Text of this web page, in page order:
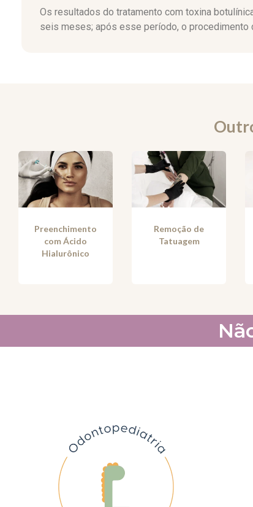
Os resultados do tratamento com toxina
seis meses; após esse período, o procedimento
Preenchimento
com Ácido
Hialurônico
Remoção de
Tatuagem